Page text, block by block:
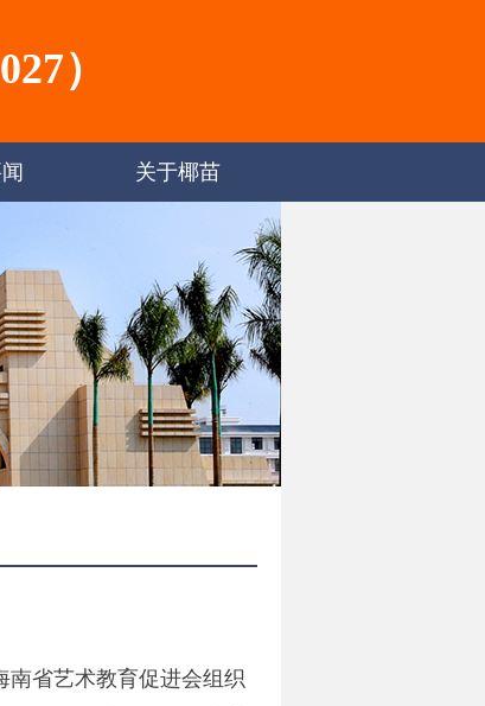
）
关于椰苗
南省艺术教育促进会组织